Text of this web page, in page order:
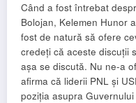
Când a fost întrebat
Bolojan, Kelemen Hunor
fost de natură să ofere
credeți că aceste discuții
așa se discută. Nu ne-a
afirma că liderii PNL și
poziția asupra Guvernului